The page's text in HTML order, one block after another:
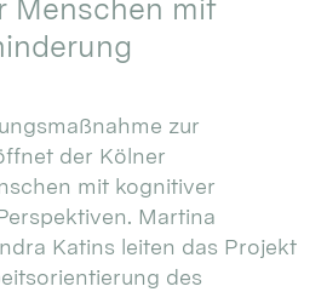
Menschen mit
zur
der Kölner
mit kognitiver
Martina
Katins leiten das Projekt
des